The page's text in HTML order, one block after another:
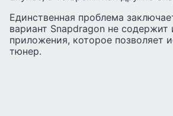
Единственная проблема
вариант Snapdragon не содержит
приложения, которое позволяет
тюнер.